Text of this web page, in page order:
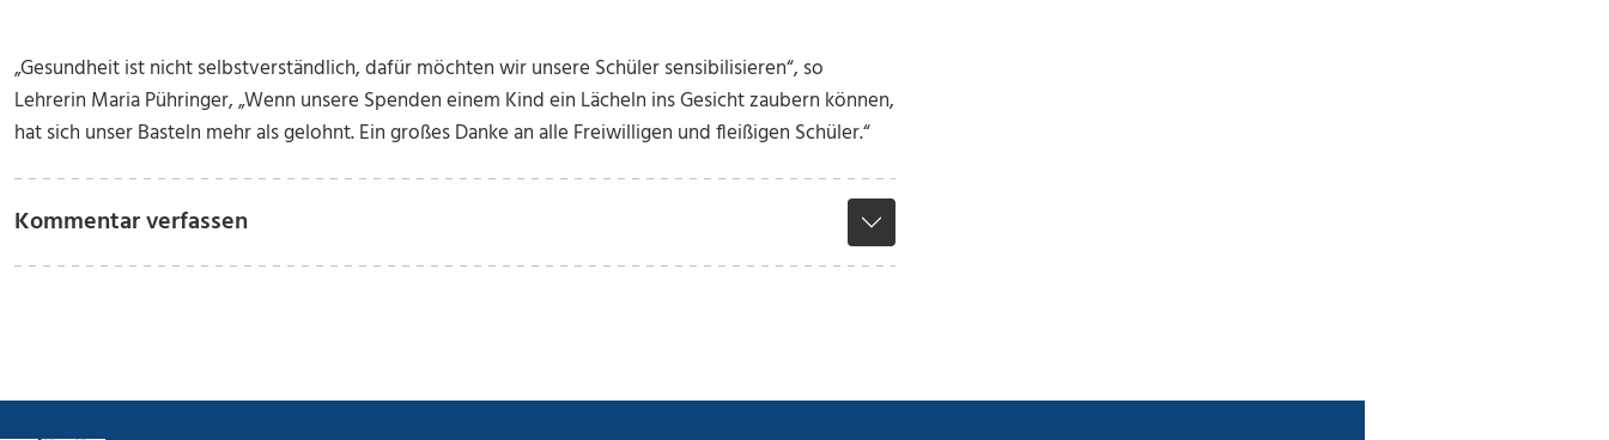
„Gesundheit ist nicht selbstverständlich, dafür möchten wir unsere Schüler sensibilisieren“, so
Lehrerin Maria Pühringer, „Wenn unsere Spenden einem Kind ein Lächeln ins Gesicht zaubern können,
hat sich unser Basteln mehr als gelohnt. Ein großes Danke an alle Freiwilligen und fleißigen Schüler.“
Kommentar verfassen